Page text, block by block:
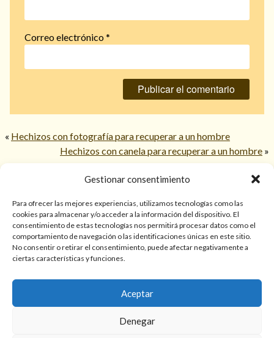
Gestionar consentimiento
Para ofrecer las mejores experiencias, utilizamos tecnologías como las
cookies para almacenar y/o acceder a la información del dispositivo. El
consentimiento de estas tecnologías nos permitirá procesar datos como el
comportamiento de navegación o las identificaciones únicas en este sitio.
No consentir o retirar el consentimiento, puede afectar negativamente a
ciertas características y funciones.
Aceptar
Denegar
Correo electrónico*
« Hechizos con fotografía para recuperar a un hombre
Hechizos con canela para recuperar a un hombre »
Sólo para mayores de 18 años. Las lecturas de cartas, hechizos,
amarres, endulzamientos, videncias y predicciones tienen
finalidad de entretenimiento y/o ayuda personal. Estos
puede variar de una persona a otra.